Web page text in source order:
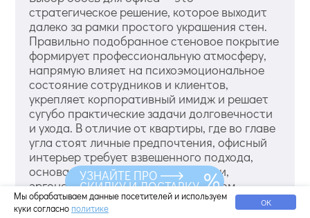
стратегическое решение, которое выходит
далеко за рамки простого украшения стен.
Правильно подобранное стеновое покрытие
формирует профессиональную атмосферу,
напрямую влияет на психоэмоциональное
состояние сотрудников и клиентов,
укрепляет корпоративный имидж и решает
сугубо практические задачи долговечности
и ухода. В отличие от квартиры, где во главе
угла стоят личные предпочтения, офисный
интерьер требует взвешенного подхода,
основанного на функциональности,
эргономике и бизнес-задачах. В этом
руководстве мы подробно разберем, как
выбрать идеальные обои, которые станут
Мы обрабатываем данные посетителей и используем
куки согласно политике ОК
УЗНАЙТЕ ПРО
СКИДКУ И ДОСТАВКУ